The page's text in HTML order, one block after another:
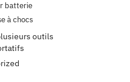
batterie
à chocs
outils